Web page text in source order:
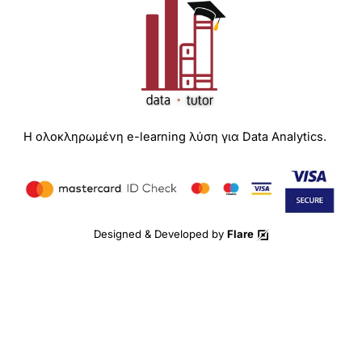
Η ολοκληρωμένη e-learning λύση για Data Analytics.
Designed & Developed by Flare